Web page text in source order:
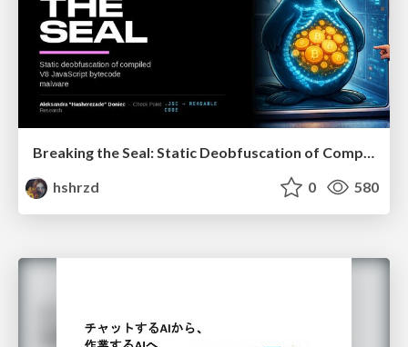
Breaking the Seal: Static Deobfuscation of Compiled V8 JavaScript Bytecode Malware
hshrzd
0 580